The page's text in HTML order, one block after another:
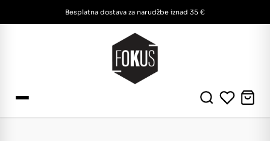
Besplatna dostava za narudžbe iznad 35 €